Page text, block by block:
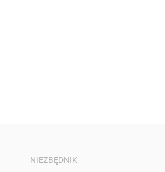
NIEZBĘDNIK